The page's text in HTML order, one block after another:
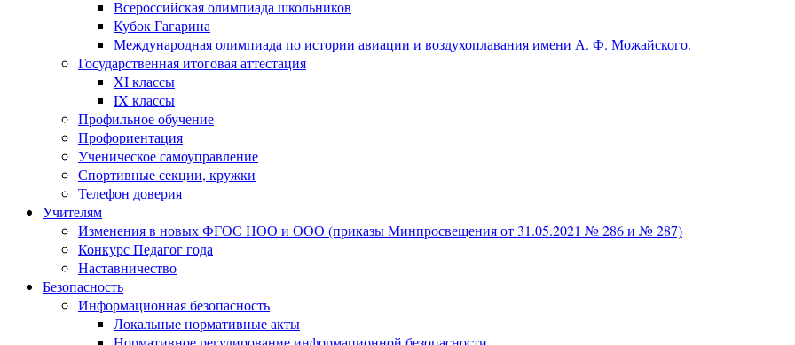
Всероссийская олимпиада школьников
Кубок Гагарина
Международная олимпиада по истории авиации и воздухоплавания имени А. Ф. Можайского.
Государственная итоговая аттестация
XI классы
IX классы
Профильное обучение
Профориентация
Ученическое самоуправление
Спортивные секции, кружки
Телефон доверия
Учителям
Изменения в новых ФГОС НОО и ООО (приказы Минпросвещения от 31.05.2021 № 286 и № 287)
Конкурс Педагог года
Наставничество
Безопасность
Информационная безопасность
Локальные нормативные акты